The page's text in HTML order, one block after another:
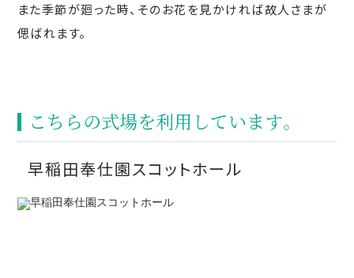
また季節が廻った時、そのお花を見かければ故人さまが
偲ばれます。
こちらの式場を利⽤しています。
早稲田奉仕園スコットホール